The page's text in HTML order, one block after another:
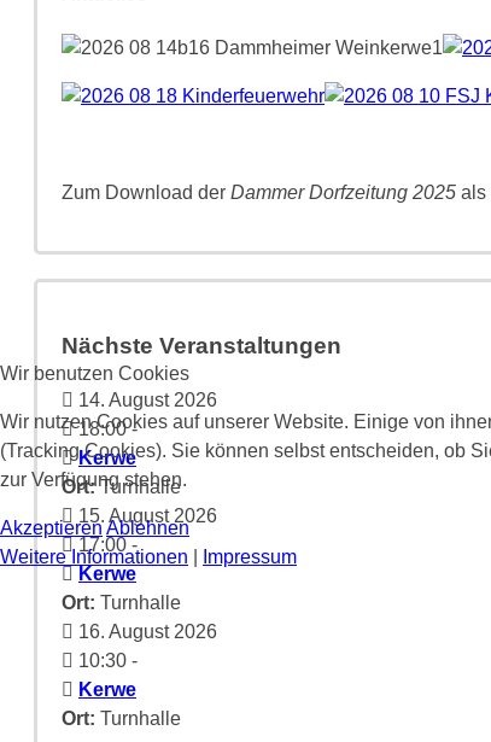
Zum Download der Dammer Dorfzeitung 2025 als
Nächste Veranstaltungen
14. August 2026
18:00-
Kerwe
Ort:Turnhalle
15. August 2026
17:00 -
Kerwe
Ort: Turnhalle
16. August 2026
10:30 -
Kerwe
Ort: Turnhalle
Wir benutzen Cookies
Wir nutzen Cookies auf unserer Website. Einige von
(Tracking Cookies). Sie können selbst entscheiden, ob
zur Verfügung stehen.
AkzeptierenAblehnen
Weitere Informationen
Impressum